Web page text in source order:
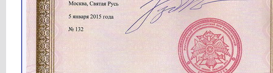
Кубарев Имперский вестник № 13...24.08.2020,17:05
Кубарев Атака на Кремль (15:47)...25.08.2020,
08:39
Кубарев Установление царского родства...27.08.2020,07:24
Кубарев
30.08.2020,15:49
Кубарев
31.08.2020,07:23
Кубарев
02.09.2020,12:19